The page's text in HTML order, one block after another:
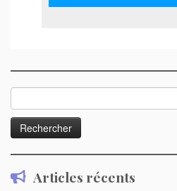
Articles récents